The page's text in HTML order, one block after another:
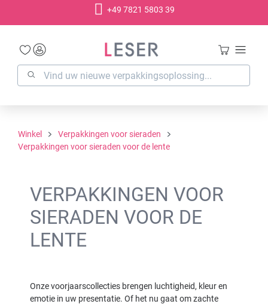
+49 7821 5803 39
Winkel
Verpakkingen voor sieraden
Verpakkingen voor sieraden voor de lente
VERPAKKINGEN VOOR
SIERADEN VOOR DE
LENTE
Onze voorjaarscollecties brengen luchtigheid, kleur en
emotie in uw presentatie. Of het nu gaat om zachte